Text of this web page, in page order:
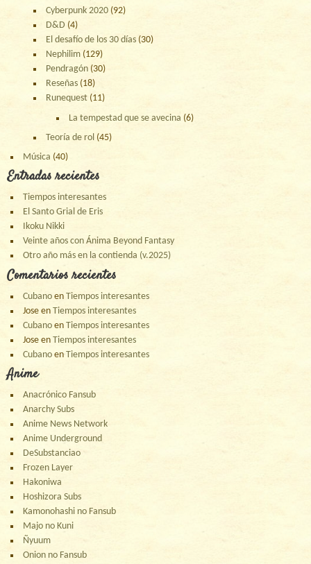
Cyberpunk 2020 (92)
D&D (4)
El desafío de los 30 días (30)
Nephilim (129)
Pendragón (30)
Reseñas (18)
Runequest (11)
La tempestad que se avecina (6)
Teoría de rol (45)
Música (40)
Entradas recientes
Tiempos interesantes
El Santo Grial de Eris
Ikoku Nikki
Veinte años con Ánima Beyond Fantasy
Otro año más en la contienda (v.2025)
Comentarios recientes
Cubano enTiempos interesantes
Jose enTiempos interesantes
Cubano enTiempos interesantes
Jose enTiempos interesantes
Cubano enTiempos interesantes
Anime
Anacrónico Fansub
Anarchy Subs
Anime News Network
Anime Underground
DeSubstanciao
Frozen Layer
Hakoniwa
Hoshizora Subs
Kamonohashi no Fansub
Majo no Kuni
Ñyuum
Onion no Fansub